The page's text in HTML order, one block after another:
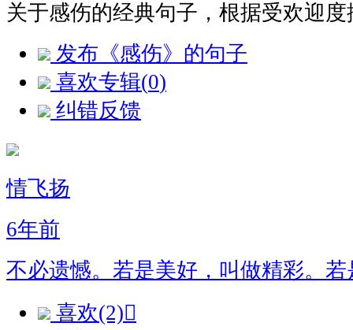
关于感伤的经典句子，根据受欢迎度
发布《感伤》的句子
喜欢专辑(0)
纠错反馈
情飞扬
6年前
不必遗憾。若是美好，叫做精彩。
喜欢(2)